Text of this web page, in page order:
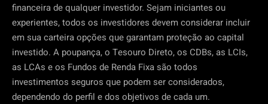
financeira de qualquer investidor. Sejam iniciantes ou
experientes, todos os investidores devem considerar incluir
em sua carteira opções que garantam proteção ao capital
investido. A poupança, o Tesouro Direto, os CDBs, as LCIs,
as LCAs e os Fundos de Renda Fixa são todos
investimentos seguros que podem ser considerados,
dependendo do perfil e dos objetivos de cada um.